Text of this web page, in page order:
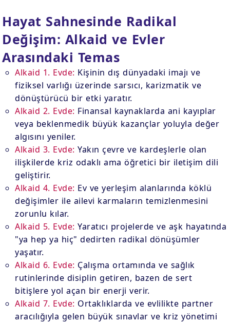
Hayat Sahnesinde Radikal
Değişim: Alkaid ve Evler
Arasındaki Temas
Alkaid 1. Evde: Kişinin dış dünyadaki imajı ve
fiziksel varlığı üzerinde sarsıcı, karizmatik ve
dönüştürücü bir etki yaratır.
Alkaid 2. Evde: Finansal kaynaklarda ani kayıplar
veya beklenmedik büyük kazançlar yoluyla değer
algısını yeniler.
Alkaid 3. Evde: Yakın çevre ve kardeşlerle olan
ilişkilerde kriz odaklı ama öğretici bir iletişim dili
geliştirir.
Alkaid 4. Evde: Ev ve yerleşim alanlarında köklü
değişimler ile ailevi karmaların temizlenmesini
zorunlu kılar.
Alkaid 5. Evde: Yaratıcı projelerde ve aşk hayatında
"ya hep ya hiç" dedirten radikal dönüşümler
yaşatır.
Alkaid 6. Evde: Çalışma ortamında ve sağlık
rutinlerinde disiplin getiren, bazen de sert
bitişlere yol açan bir enerji verir.
Alkaid 7. Evde: Ortaklıklarda ve evlilikte partner
aracılığıyla gelen büyük sınavlar ve kriz yönetimi